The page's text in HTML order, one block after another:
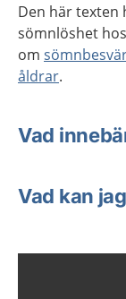
Den här texten
sömnlöshet
om
åldrar.
Vad
Vad kan